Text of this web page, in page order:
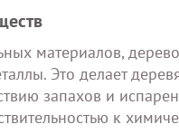
материалов,
Это делает
запахов и
к